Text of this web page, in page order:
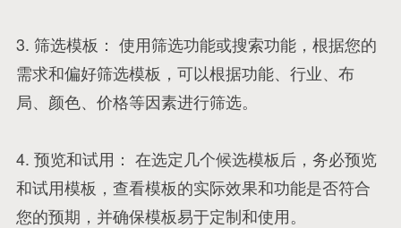
3. 筛选模板： 使用筛选功能或搜索功能，根据您的
需求和偏好筛选模板，可以根据功能、行业、布
局、颜色、价格等因素进行筛选。
4. 预览和试用： 在选定几个候选模板后，务必预览
和试用模板，查看模板的实际效果和功能是否符合
您的预期，并确保模板易于定制和使用。